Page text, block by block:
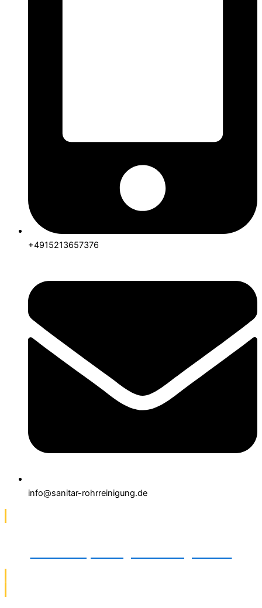
+4915213657376
info@sanitar-rohrreinigung.de